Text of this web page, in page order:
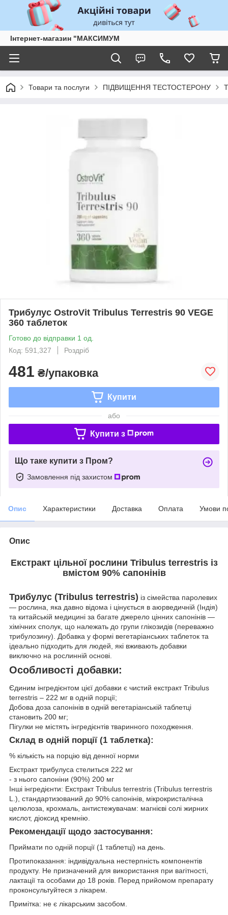
Інтернет-магазин "МАКСИМУМ
Товари та послуги ПІДВИЩЕННЯ ТЕСТОСТЕРОНУ
Трибулус OstroVit Tribulus Terrestris 90 VEGE
360 таблеток
Готово до відправки 1 од.
Код: 591,327
Роздріб
481 ₴/упаковка
Купити
або
Купити з
Що таке купити з Пром?
Замовлення під захистом
Опис Характеристики Доставка Оплата Умови
Опис
Екстракт цільної рослини Tribulus terrestris із
вмістом 90% сапонінів
Трибулус (Tribulus terrestris) із сімейства паролевих
— рослина, яка давно відома і цінується в аюрведичній (Індія)
та китайській медицині за багате джерело цінних сапонінів —
хімічних сполук, що належать до групи глікозидів (переважно
трибулозину). Добавка у формі вегетаріанських таблеток та
ідеально підходить для людей, які вживають добавки
виключно на рослинній основі.
Особливості добавки:
Єдиним інгредієнтом цієї добавки є чистий екстракт Tribulus
terrestris – 222 мг в одній порції;
Добова доза сапонінів в одній вегетаріанській таблетці
становить 200 мг;
Пігулки не містять інгредієнтів тваринного походження.
Склад в одній порції (1 таблетка):
% кількість на порцію від денної норми
Екстракт трибулуса стелиться 222 мг
- з нього сапоніни (90%) 200 мг
Інші інгредієнти: Екстракт Tribulus terrestris (Tribulus terrestris
L.), стандартизований до 90% сапонінів, мікрокристалічна
целюлоза, крохмаль, антистежувачам: магнієві солі жирних
кислот, діоксид кремнію.
Рекомендації щодо застосування:
Приймати по одній порції (1 таблетці) на день.
Протипоказання: індивідуальна нестерпність компонентів
продукту. Не призначений для використання при вагітності,
лактації та особами до 18 років. Перед прийомом препарату
проконсультуйтеся з лікарем.
Примітка: не є лікарським засобом.